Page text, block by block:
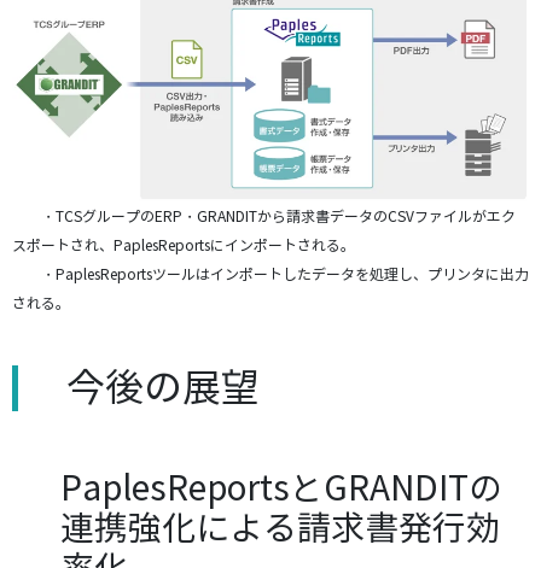
・TCSグループのERP・GRANDITから請求書データのCSVファイルがエク
スポートされ、 PaplesReportsにインポートされる。
・PaplesReportsツールはインポートしたデータを処理し、プリンタに出力
される。
今後の展望
PaplesReportsとGRANDITの
連携強化による請求書発行効